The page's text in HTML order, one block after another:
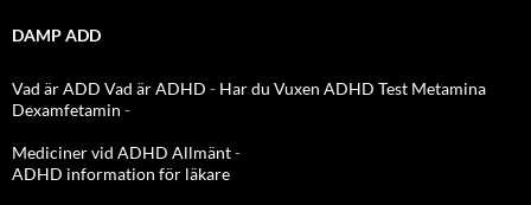
DAMP ADD
Vad är ADD Vad är ADHD - Har du Vuxen ADHD Test Metamina
Dexamfetamin -
Mediciner vid ADHD Allmänt-
ADHD information för läkare